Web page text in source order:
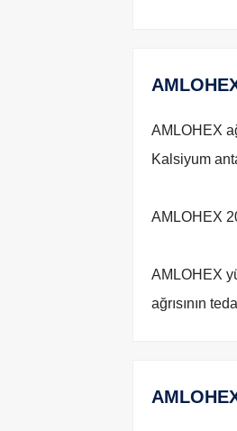
AMLOHEX
Kalsiyum
AMLOHEX
AMLOHEX
ağrısının